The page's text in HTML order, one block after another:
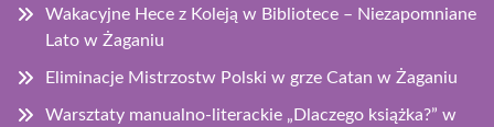
Wakacyjne Hece z Koleją w Bibliotece – Niezapomniane
Lato w Żaganiu
Eliminacje Mistrzostw Polski w grze Catan w Żaganiu
Warsztaty manualno-literackie „Dlaczego książka?” w